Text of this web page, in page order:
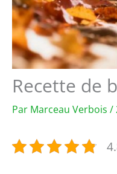
Recette de
Par Marceau Verbois /